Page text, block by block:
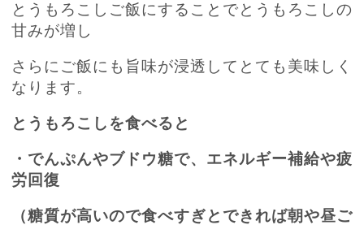
とうもろこしご飯にすることでとうもろこしの
甘みが増し
さらにご飯にも旨味が浸透してとても美味しく
なります。
とうもろこしを食べると
・でんぷんやブドウ糖で、エネルギー補給や疲
労回復
（糖質が高いので食べすぎとできれば朝や昼ご